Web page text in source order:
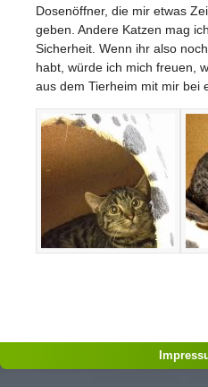
Dosenöffner, die mir etwas
geben. Andere Katzen mag
Sicherheit. Wenn ihr also
habt, würde ich mich freuen,
aus dem Tierheim mit mir bei